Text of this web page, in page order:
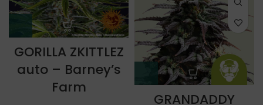
GORILLA ZKITTLEZ
auto – Barney’s
Farm
GRANDADDY